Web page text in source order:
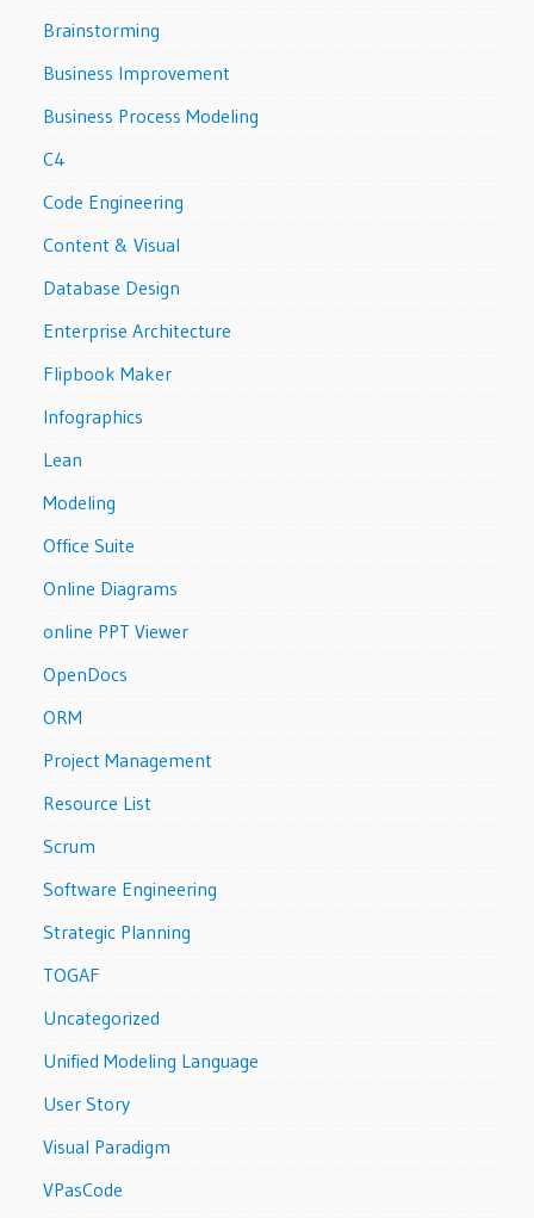
Brainstorming
Business Improvement
Business Process Modeling
C4
Code Engineering
Content & Visual
Database Design
Enterprise Architecture
Flipbook Maker
Infographics
Lean
Modeling
Office Suite
Online Diagrams
online PPT Viewer
OpenDocs
ORM
Project Management
Resource List
Scrum
Software Engineering
Strategic Planning
TOGAF
Uncategorized
Unified Modeling Language
User Story
Visual Paradigm
VPasCode